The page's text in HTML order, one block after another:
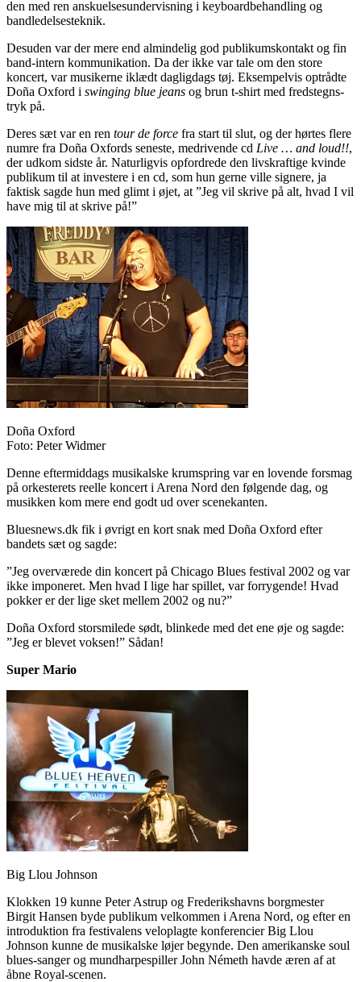
den med ren anskuelsesundervisning i keyboardbehandling og
bandledelsesteknik.
Desuden var der mere end almindelig god publikumskontakt og fin
band-intern kommunikation. Da der ikke var tale om den store
koncert, var musikerne iklædt dagligdags tøj. Eksempelvis optrådte
Doña Oxford i swinging blue jeans og brun t-shirt med fredstegns-
tryk på.
Deres sæt var en ren tour de force fra start til slut, og der hørtes flere
numre fra Doña Oxfords seneste, medrivende cd Live … and loud!!,
der udkom sidste år. Naturligvis opfordrede den livskraftige kvinde
publikum til at investere i en cd, som hun gerne ville signere, ja
faktisk sagde hun med glimt i øjet, at ”Jeg vil skrive på alt, hvad I vil
have mig til at skrive på!”
Doña Oxford
Foto: Peter Widmer
Denne eftermiddags musikalske krumspring var en lovende forsmag
på orkesterets reelle koncert i Arena Nord den følgende dag, og
musikken kom mere end godt ud over scenekanten.
Bluesnews.dk fik i øvrigt en kort snak med Doña Oxford efter
bandets sæt og sagde:
”Jeg overværede din koncert på Chicago Blues festival 2002 og var
ikke imponeret. Men hvad I lige har spillet, var forrygende! Hvad
pokker er der lige sket mellem 2002 og nu?”
Doña Oxford storsmilede sødt, blinkede med det ene øje og sagde:
”Jeg er blevet voksen!” Sådan!
Super Mario
Big Llou Johnson
Klokken 19 kunne Peter Astrup og Frederikshavns borgmester
Birgit Hansen byde publikum velkommen i Arena Nord, og efter en
introduktion fra festivalens veloplagte konferencier Big Llou
Johnson kunne de musikalske løjer begynde. Den amerikanske soul
blues-sanger og mundharpespiller John Németh havde æren af at
åbne Royal-scenen.